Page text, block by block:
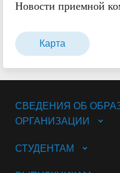
Новости приемной
Карта
СВЕДЕНИЯ ОБ
ОРГАНИЗАЦИИ
СТУДЕНТАМ